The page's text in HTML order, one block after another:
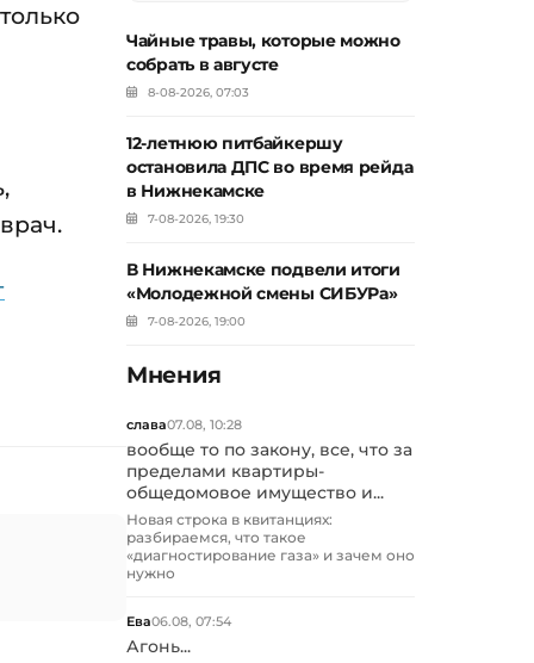
Чайные травы, которые можно
собрать в августе
8-08-2026, 07:03
12-летнюю питбайкершу
остановила ДПС во время рейда
в Нижнекамске
7-08-2026, 19:30
В Нижнекамске подвели итоги
«Молодежной смены СИБУРа»
7-08-2026, 19:00
Мнения
слава07.08, 10:28
вообще то по закону, все, что за
пределами квартиры-
общедомовое имущество и...
Новая строка в квитанциях:
разбираемся, что такое
«диагностирование газа» и зачем оно
нужно
Ева06.08, 07:54
Агонь...